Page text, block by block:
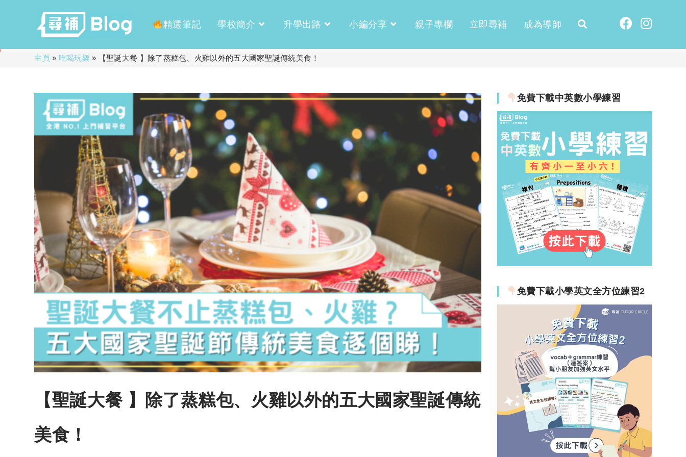
精選筆記 學校簡介 升學出路 小編分享 親子專欄 立即尋補 成為導師
主頁» 吃喝玩樂 » 【聖誕大餐 】除了蒸糕包、火雞以外的五大國家聖誕傳統美食！
【聖誕大餐 】除了蒸糕包、火雞以外的五大國家聖誕傳統
美食！
免費下載中英數小學練習
免費下載小學英文全方位練習2